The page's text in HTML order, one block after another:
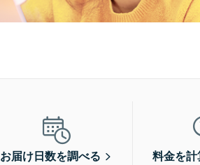
お届け日数を調べる 料金を